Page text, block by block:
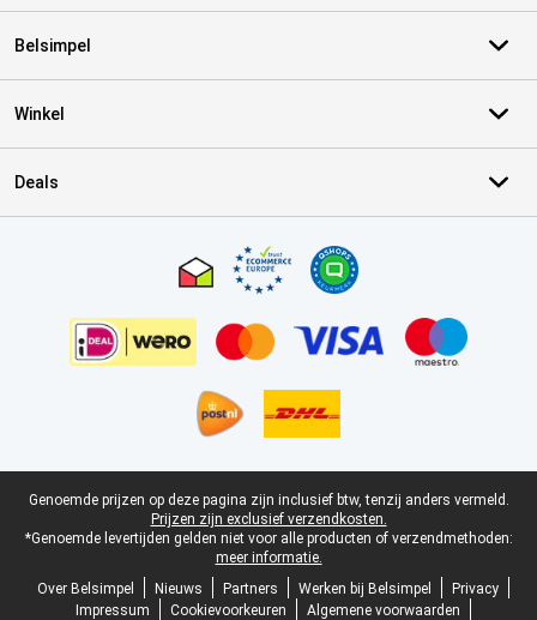
Belsimpel
Winkel
Deals
Juridische voettekst
Genoemde prijzen op deze pagina zijn inclusief btw, tenzij anders vermeld.
Prijzen zijn exclusief verzendkosten.
*Genoemde levertijden gelden niet voor alle producten of verzendmethoden:
meer informatie.
Over Belsimpel
Nieuws Partners Werken bij Belsimpel
Privacy
Impressum
Cookievoorkeuren
Algemene voorwaarden